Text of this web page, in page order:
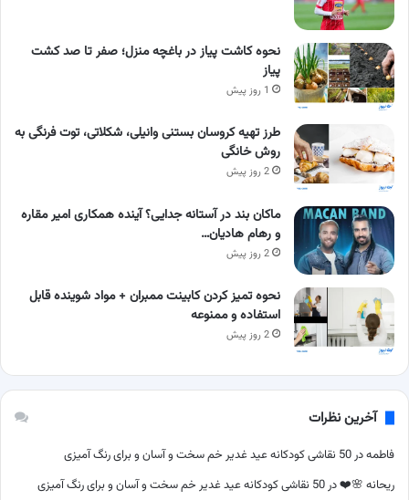
نحوه کاشت پیاز در باغچه منزل؛ صفر تا صد کشت
پیاز
1 روز پیش
طرز تهیه کروسان بستنی وانیلی، شکلاتی، توت فرنگی به
روش خانگی
2 روز پیش
ماکان بند در آستانه جدایی؟ آینده همکاری امیر مقاره
و رهام هادیان…
2 روز پیش
نحوه تمیز کردن کابینت ممبران + مواد شوینده قابل
استفاده و ممنوعه
2 روز پیش
آخرین نظرات
فاطمهدر 50 نقاشی کودکانه عید غدیر خم سخت و آسان و برای رنگ آمیزی
ریحانه 🌸❤️در 50 نقاشی کودکانه عید غدیر خم سخت و آسان و برای رنگ آمیزی